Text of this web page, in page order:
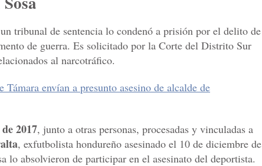
tribunal de sentencia lo condenó a prisión por el delito de
de guerra. Es solicitado por la Corte del Distrito Sur
al narcotráfico.
Támara envían a presunto asesino de alcalde de
2017, junto a otras personas, procesadas y vinculadas a
, exfutbolista hondureño asesinado el 10 de diciembre de
lo absolvieron de participar en el asesinato del deportista.